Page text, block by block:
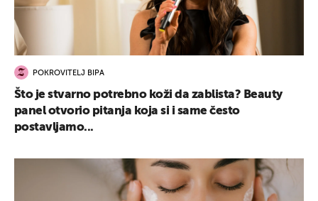
POKROVITELJ BIPA
Što je stvarno potrebno koži da zablista? Beauty
panel otvorio pitanja koja si i same često
postavljamo...